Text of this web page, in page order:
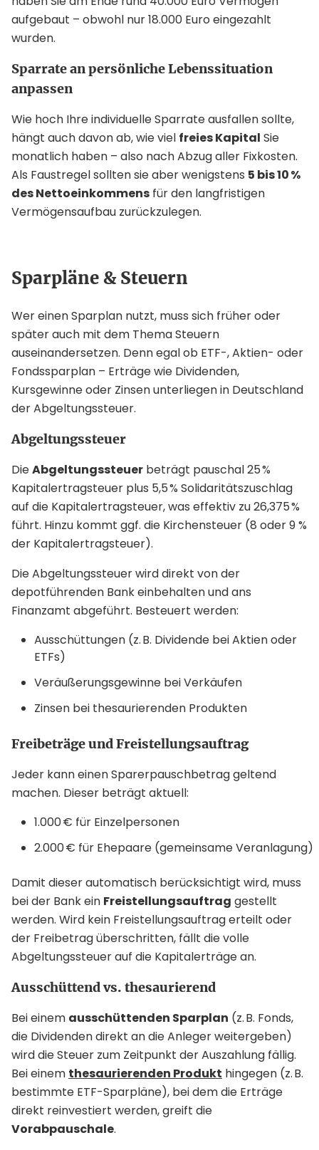
aufgebaut – obwohl nur 18.000 Euro eingezahlt
wurden.
Sparrate an persönliche Lebenssituation
anpassen
Wie hoch Ihre individuelle Sparrate ausfallen sollte,
hängt auch davon ab, wie viel freies Kapital Sie
monatlich haben – also nach Abzug aller Fixkosten.
Als Faustregel sollten sie aber wenigstens 5 bis 10 %
des Nettoeinkommens für den langfristigen
Vermögensaufbau zurückzulegen.
Sparpläne & Steuern
Wer einen Sparplan nutzt, muss sich früher oder
später auch mit dem Thema Steuern
auseinandersetzen. Denn egal ob ETF-, Aktien- oder
Fondssparplan – Erträge wie Dividenden,
Kursgewinne oder Zinsen unterliegen in Deutschland
der Abgeltungssteuer.
Abgeltungssteuer
DieAbgeltungssteuer beträgt pauschal 25 %
Kapitalertragsteuer plus 5,5 % Solidaritätszuschlag
auf die Kapitalertragsteuer, was effektiv zu 26,375 %
führt. Hinzu kommt ggf. die Kirchensteuer (8 oder 9 %
der Kapitalertragsteuer).
Die Abgeltungssteuer wird direkt von der
depotführenden Bank einbehalten und ans
Finanzamt abgeführt. Besteuert werden:
Ausschüttungen (z. B. Dividende bei Aktien oder
ETFs)
Veräußerungsgewinne bei Verkäufen
Zinsen bei thesaurierenden Produkten
Freibeträge und Freistellungsauftrag
Jeder kann einen Sparerpauschbetrag geltend
machen. Dieser beträgt aktuell:
1.000 € für Einzelpersonen
2.000 € für Ehepaare (gemeinsame Veranlagung)
Damit dieser automatisch berücksichtigt wird, muss
bei der Bank ein Freistellungsauftrag gestellt
werden. Wird kein Freistellungsauftrag erteilt oder
der Freibetrag überschritten, fällt die volle
Abgeltungssteuer auf die Kapitalerträge an.
Ausschüttend vs. thesaurierend
Bei einem ausschüttenden Sparplan (z. B. Fonds,
die Dividenden direkt an die Anleger weitergeben)
wird die Steuer zum Zeitpunkt der Auszahlung fällig.
Bei einem thesaurierenden Produkt hingegen (z. B.
bestimmte ETF-Sparpläne), bei dem die Erträge
direkt reinvestiert werden, greift die
Vorabpauschale.